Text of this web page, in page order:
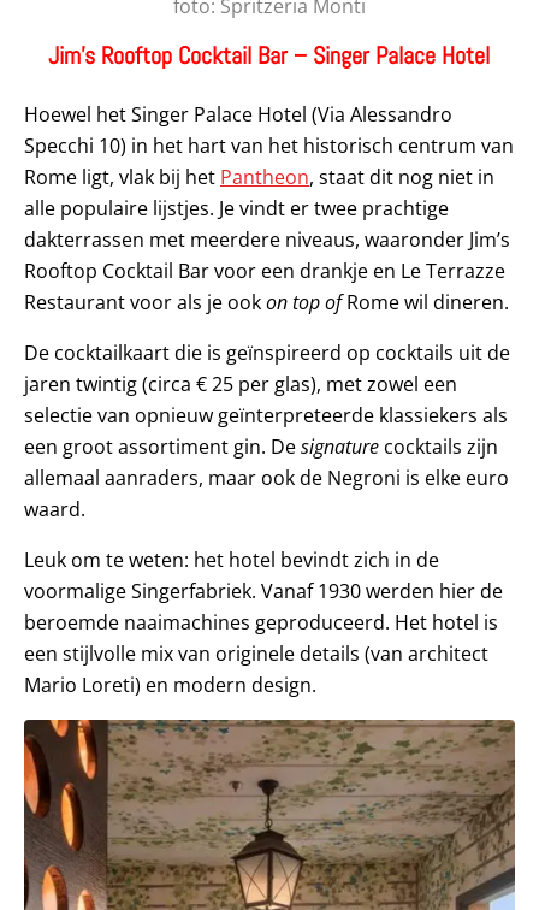
foto: Spritzeria Monti
Jim’s Rooftop Cocktail Bar – Singer Palace Hotel
Hoewel het Singer Palace Hotel (Via Alessandro
Specchi 10) in het hart van het historisch centrum van
Rome ligt, vlak bij het Pantheon, staat dit nog niet in
alle populaire lijstjes. Je vindt er twee prachtige
dakterrassen met meerdere niveaus, waaronder Jim’s
Rooftop Cocktail Bar voor een drankje en Le Terrazze
Restaurant voor als je ookon top ofRome wil dineren.
De cocktailkaart die is geïnspireerd op cocktails uit de
jaren twintig (circa € 25 per glas), met zowel een
selectie van opnieuw geïnterpreteerde klassiekers als
een groot assortiment gin. Designature cocktails zijn
allemaal aanraders, maar ook de Negroni is elke euro
waard.
Leuk om te weten: het hotel bevindt zich in de
voormalige Singerfabriek. Vanaf 1930 werden hier de
beroemde naaimachines geproduceerd. Het hotel is
een stijlvolle mix van originele details (van architect
Mario Loreti) en modern design.